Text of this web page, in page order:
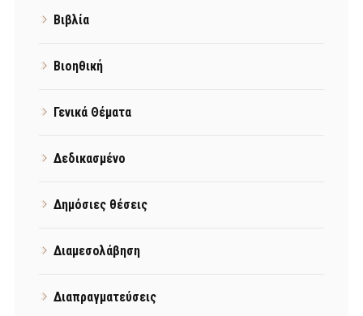
Βιβλία
Βιοηθική
Γενικά Θέματα
Δεδικασμένο
Δημόσιες θέσεις
Διαμεσολάβηση
Διαπραγματεύσεις